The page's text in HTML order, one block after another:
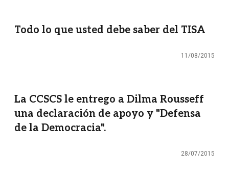
Todo lo que usted debe saber del TISA
11/08/2015
La CCSCS le entrego a Dilma Rousseff
una declaración de apoyo y "Defensa
de la Democracia".
28/07/2015